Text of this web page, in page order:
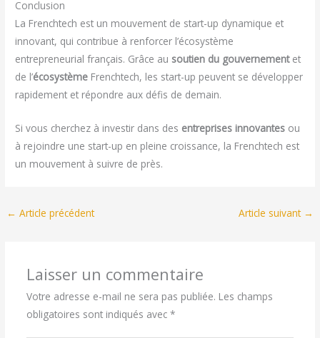
Conclusion
La Frenchtech est un mouvement de start-up dynamique et
innovant, qui contribue à renforcer l’écosystème
entrepreneurial français. Grâce au soutien du gouvernement et
de l’écosystème Frenchtech, les start-up peuvent se développer
rapidement et répondre aux défis de demain.
Si vous cherchez à investir dans des entreprises innovantes ou
à rejoindre une start-up en pleine croissance, la Frenchtech est
un mouvement à suivre de près.
← Article précédent Article suivant →
Laisser un commentaire
Votre adresse e-mail ne sera pas publiée. Les champs
obligatoires sont indiqués avec *